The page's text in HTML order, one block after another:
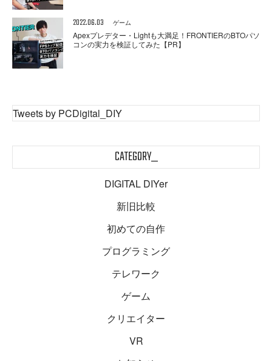
2022.06.03 ゲーム
Apexプレデター・Lightも大満足！FRONTIERのBTOパソ
コンの実力を検証してみた【PR】
Tweets by PCDigital_DIY
CATEGORY_
DIGITAL DIYer
新旧比較
初めての自作
プログラミング
テレワーク
ゲーム
クリエイター
VR